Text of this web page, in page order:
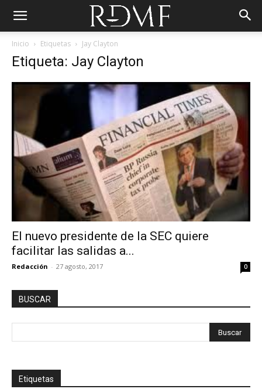
Inicio Etiquetas Jay Clayton
Etiqueta: Jay Clayton
El nuevo presidente de la SEC quiere
facilitar las salidas a...
Redacción - 27 agosto, 2017 0
BUSCAR
Etiquetas